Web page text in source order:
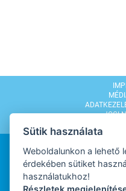
JOGI
Sütik használata
Weboldalunkon a lehető
érdekében sütiket
használatukhoz!
Részletek